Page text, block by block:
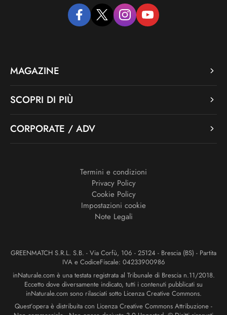
facebooktwitter instagramyoutube
MAGAZINE
SCOPRI DI PIÙ
CORPORATE / ADV
Termini e condizioni
Privacy Policy
Cookie Policy
Impostazioni cookie
Note Legali
GREENMATCH S.R.L. S.B. - Via Corfù, 106 - 25124 - Brescia (BS) - Partita
IVA e CodiceFiscale: 04233900986
inNaturale.com è una testata registrata al Tribunale di Brescia n.11/2018.
Eccetto dove diversamente indicato, tutti i contenuti pubblicati su
inNaturale.com sono rilasciati sotto Licenza Creative Commons.
Quest’opera è distribuita con Licenza Creative Commons Attribuzione -